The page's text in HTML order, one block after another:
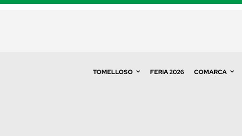
TOMELLOSO FERIA 2026 COMARCA